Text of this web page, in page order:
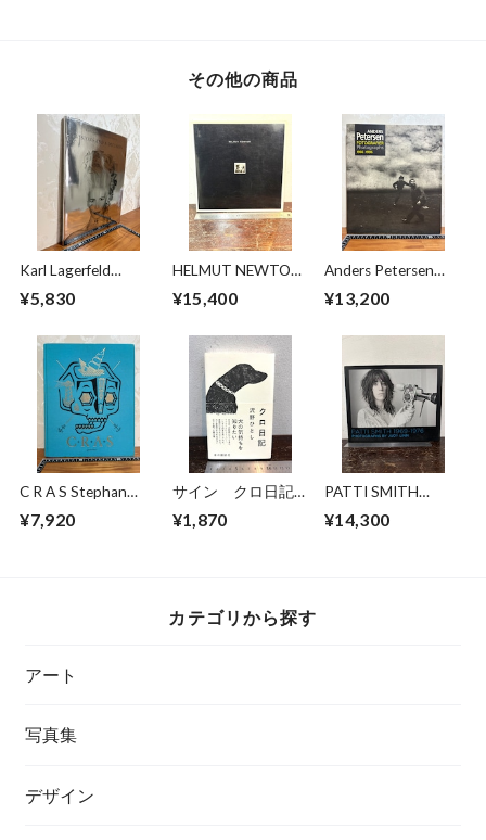
その他の商品
Karl Lagerfeld
VISIONS AND A
¥5,830
HELMUT NEWTON
¥15,400
Anders Petersen
Photographs 1966-
¥13,200
C R A S Stephan
¥7,920
サイン クロ日記
¥1,870
PATTI SMITH
PHOTOGRAPHS BY
¥14,300
カテゴリから探す
アート
写真集
デザイン